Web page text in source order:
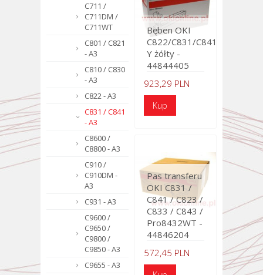
C711 /
C711DM /
C711WT
C801 / C821
- A3
C810 / C830
- A3
C822 - A3
C831 / C841
- A3
C8600 /
C8800 - A3
C910 /
C910DM -
A3
C931 - A3
C9600 /
C9650 /
C9800 /
C9850 - A3
C9655 - A3
Bęben OKI
C822/C831/C841
Y żółty -
44844405
923,29 PLN
Pas transferu
OKI C831 /
C841 / C823 /
C833 / C843 /
Pro8432WT -
44846204
572,45 PLN